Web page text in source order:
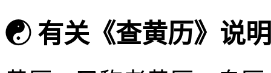
☯有关《查黄历》说明